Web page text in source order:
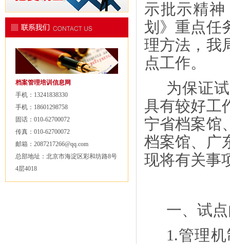
档案管理培训信息网
手机：13241838330
手机：18601298758
固话：010-62700072
传真：010-62700072
邮箱：2087217266@qq.com
总部地址：北京市海淀区彩和坊路8号
4层4018
示批示精
划》重点任
理方法，我
点工作。
为保证
具有较好工
宁省档案馆
档案馆、广
现将有关事
一、试
1.管理